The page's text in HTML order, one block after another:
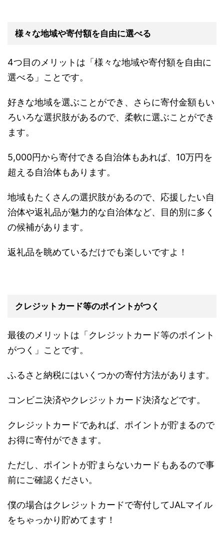
様々な地域や寄付額を自由に選べる
4つ目のメリットは「様々な地域や寄付額を自由に
選べる」ことです。
好きな地域を選ぶことができ、さらに寄付金額もい
ろいろな選択肢があるので、柔軟に選ぶことができ
ます。
5,000円から寄付できる自治体もあれば、10万円を
超える自治体もあります。
地域もたくさんの選択肢があるので、応援したい自
治体や返礼品が魅力的な自治体など、目的別に多く
の候補があります。
返礼品を眺めているだけでも楽しいですよ！
クレジットカード等のポイントがつく
最後のメリットは「クレジットカード等のポイント
がつく」ことです。
ふるさと納税にはいくつかの寄付方法があります。
コンビニ決済やクレジットカード決済などです。
クレジットカードであれば、ポイントが貯まるので
お得に寄付ができます。
ただし、ポイントが貯まらないカードもあるので事
前にご確認ください。
僕の場合はクレジットカードで寄付してJALマイル
をちゃっかり貯めてます！